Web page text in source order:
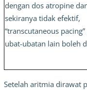
dengan dos atropine
sekiranya tidak efektif,
“transcutaneous pacing”
ubat-ubatan lain boleh
Setelah aritmia dirawat